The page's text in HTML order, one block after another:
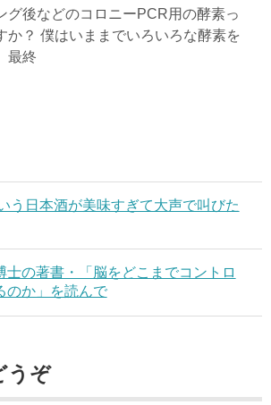
グ後などのコロニーPCR用の酵素っ
か？ 僕はいままでいろいろな酵素を
最終
う日本酒が美味すぎて大声で叫びた
士の著書・「脳をどこまでコントロ
のか」を読んで
うぞ